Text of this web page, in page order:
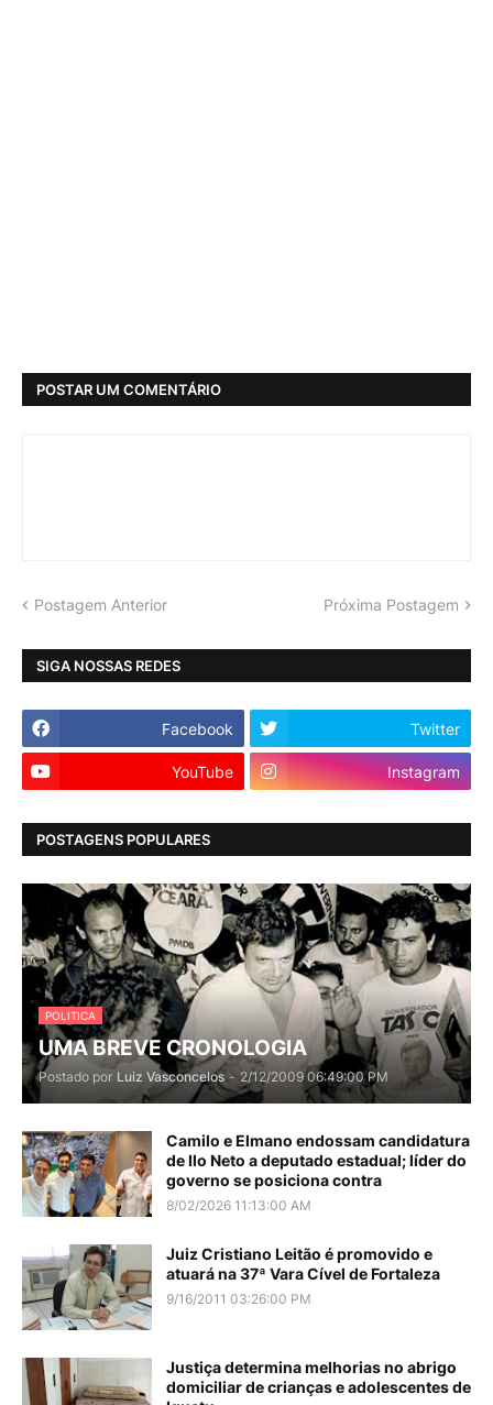
POSTAR UM COMENTÁRIO
Postagem Anterior Próxima Postagem
SIGA NOSSAS REDES
Facebook Twitter
YouTube Instagram
POSTAGENS POPULARES
POLITICA
UMA BREVE CRONOLOGIA
Postado por Luiz Vasconcelos - 2/12/2009 06:49:00 PM
Camilo e Elmano endossam candidatura
de Ilo Neto a deputado estadual; líder do
governo se posiciona contra
8/02/2026 11:13:00 AM
Juiz Cristiano Leitão é promovido e
atuará na 37ª Vara Cível de Fortaleza
9/16/2011 03:26:00 PM
Justiça determina melhorias no abrigo
domiciliar de crianças e adolescentes de